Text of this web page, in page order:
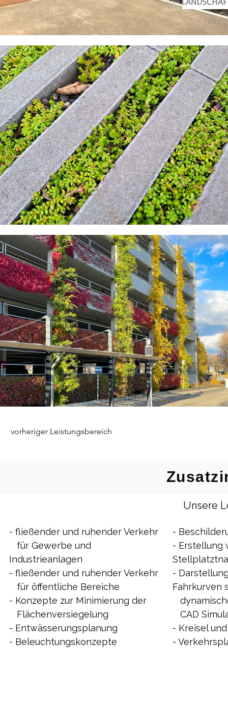
vorheriger Leistungsbereich
Unsere
- fließender und ruhender Verkehr
Industrieanlagen
- fließender und ruhender Verkehr
   für öffentliche Bereiche
- Konzepte zur Minimierung der
   Flächenversiegelung
- Entwässerungsplanung
- Beleuchtungskonzepte
-
- Erstellung
-
Fahrkurven
CAD
- Kreisel
-